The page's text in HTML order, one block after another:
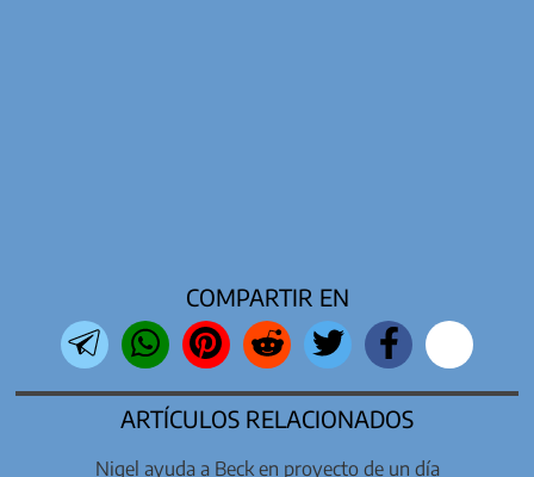
COMPARTIR EN
ARTÍCULOS RELACIONADOS
Nigel ayuda a Beck en proyecto de un día